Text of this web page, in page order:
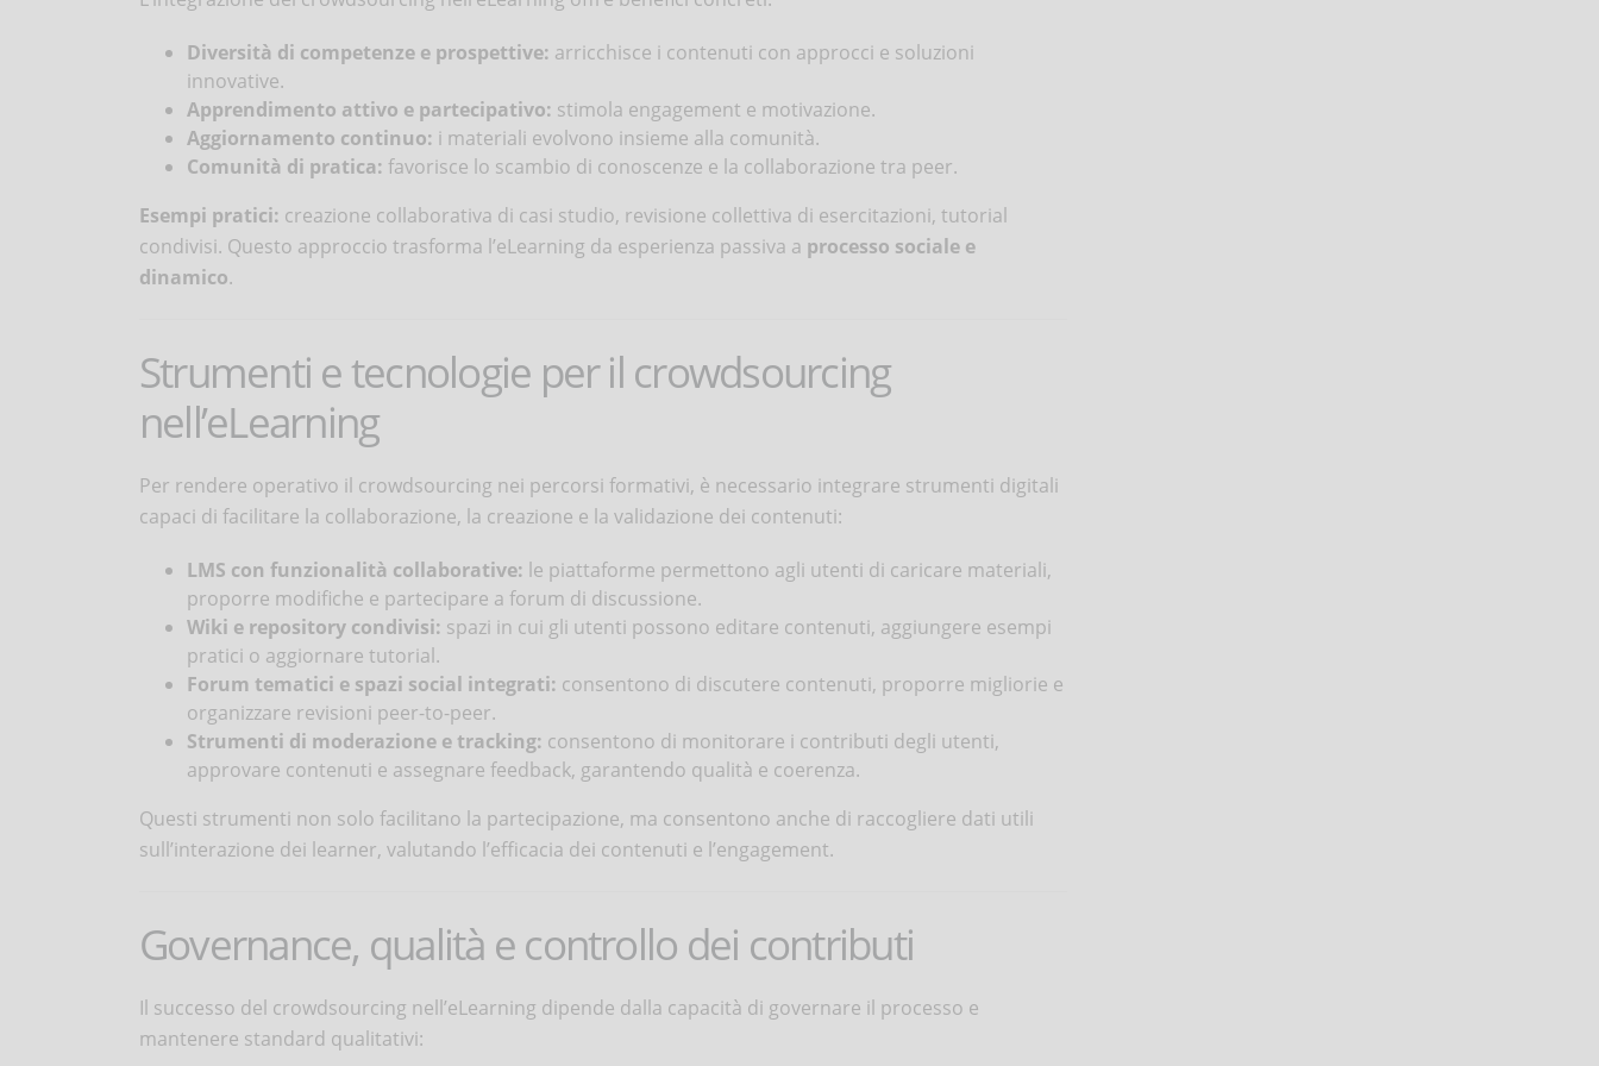
Diversità di competenze e prospettive: arricchisce i contenuti con approcci e soluzioni
innovative.
Apprendimento attivo e partecipativo: stimola engagement e motivazione.
Aggiornamento continuo: i materiali evolvono insieme alla comunità.
Comunità di pratica: favorisce lo scambio di conoscenze e la collaborazione tra peer.
Esempi pratici: creazione collaborativa di casi studio, revisione collettiva di esercitazioni, tutorial
condivisi. Questo approccio trasforma l’eLearning da esperienza passiva a processo sociale e
dinamico.
Strumenti e tecnologie per il crowdsourcing
nell’eLearning
Per rendere operativo il crowdsourcing nei percorsi formativi, è necessario integrare strumenti digitali
capaci di facilitare la collaborazione, la creazione e la validazione dei contenuti:
LMS con funzionalità collaborative: le piattaforme permettono agli utenti di caricare materiali,
proporre modifiche e partecipare a forum di discussione.
Wiki e repository condivisi: spazi in cui gli utenti possono editare contenuti, aggiungere esempi
pratici o aggiornare tutorial.
Forum tematici e spazi social integrati: consentono di discutere contenuti, proporre migliorie e
organizzare revisioni peer-to-peer.
Strumenti di moderazione e tracking: consentono di monitorare i contributi degli utenti,
approvare contenuti e assegnare feedback, garantendo qualità e coerenza.
Questi strumenti non solo facilitano la partecipazione, ma consentono anche di raccogliere dati utili
sull’interazione dei learner, valutando l’efficacia dei contenuti e l’engagement.
Governance, qualità e controllo dei contributi
Il successo del crowdsourcing nell’eLearning dipende dalla capacità di governare il processo e
mantenere standard qualitativi: